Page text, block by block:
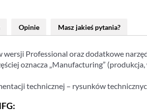
Opinie Masz jakieś pytania?
wersji Professional oraz dodatkowe
oznacza „Manufacturing”
technicznej – rysunków